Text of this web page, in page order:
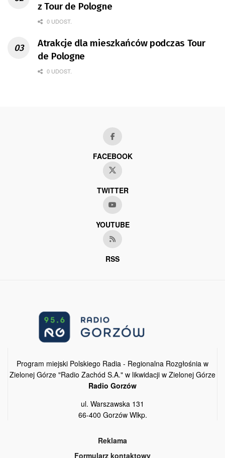
z Tour de Pologne
0 UDOST.
Atrakcje dla mieszkańców podczas Tour
de Pologne
0 UDOST.
FACEBOOK
TWITTER
YOUTUBE
RSS
Program miejski Polskiego Radia - Regionalna Rozgłośnia w
Zielonej Górze "Radio Zachód S.A." w likwidacji w Zielonej Górze
Radio Gorzów
ul. Warszawska 131
66-400 Gorzów Wlkp.
Reklama
Formularz kontaktowy